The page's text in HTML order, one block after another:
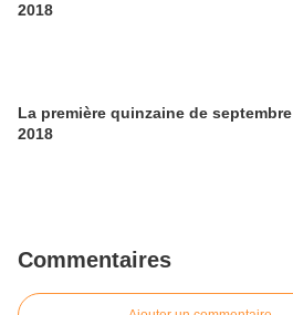
2018
La première quinzaine de septembre
2018
Commentaires